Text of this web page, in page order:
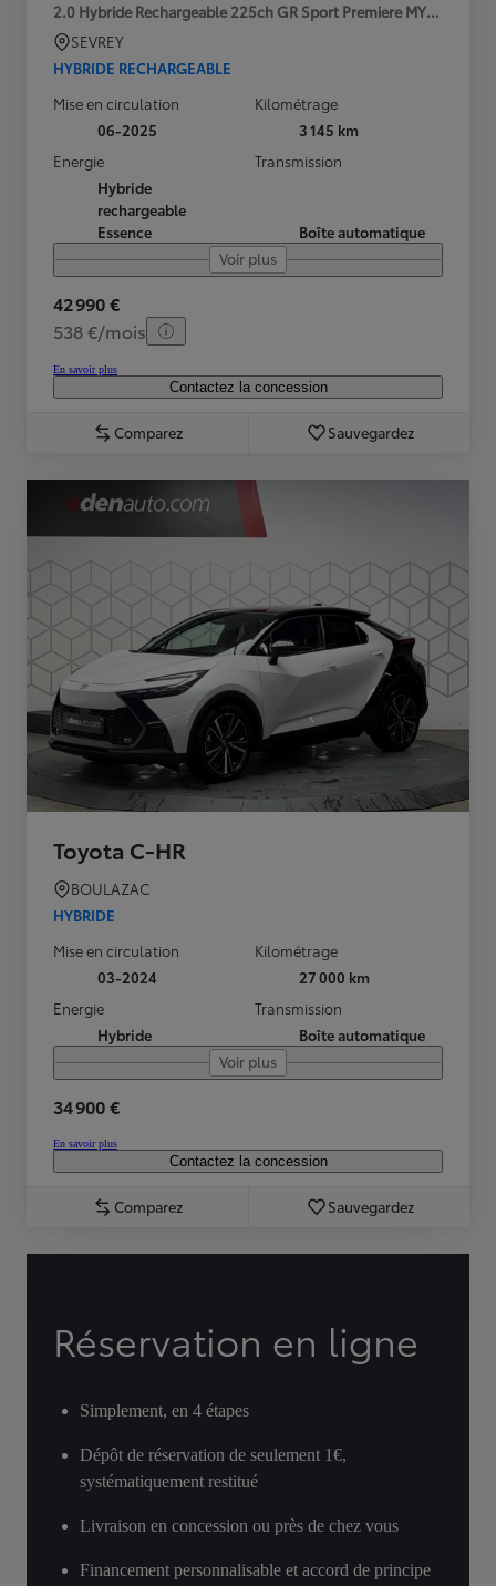
2.0 Hybride Rechargeable 225ch GR Sport Premiere MY25
SEVREY
HYBRIDE RECHARGEABLE
Mise en circulation
06-2025
Kilométrage
3 145 km
Energie
Hybride
rechargeable
Essence
Transmission
Boîte automatique
Voir plus
42 990 €
538 €/mois
En savoir plus
Contactez la concession
Comparez Sauvegardez
Toyota C-HR
BOULAZAC
HYBRIDE
Mise en circulation
03-2024
Kilométrage
27 000 km
Energie
Hybride
Transmission
Boîte automatique
Voir plus
34 900 €
En savoir plus
Contactez la concession
Comparez Sauvegardez
Réservation en ligne
Simplement, en 4 étapes
Dépôt de réservation de seulement 1€,
systématiquement restitué
Livraison en concession ou près de chez vous
Financement personnalisable et accord de principe